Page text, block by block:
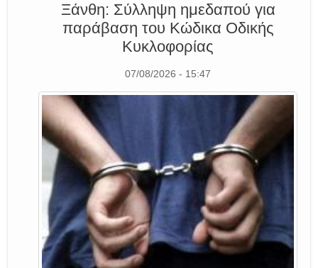
Ξάνθη: Σύλληψη ημεδαπού για
παράβαση του Κώδικα Οδικής
Κυκλοφορίας
07/08/2026 - 15:47